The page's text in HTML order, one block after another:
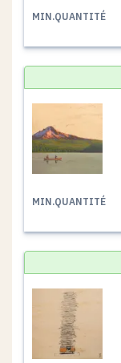
MIN.QUANTITÉ
MIN.QUANTITÉ